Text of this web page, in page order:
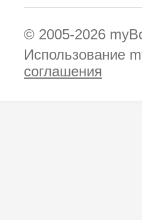
© 2005-2026
Использование
соглашения